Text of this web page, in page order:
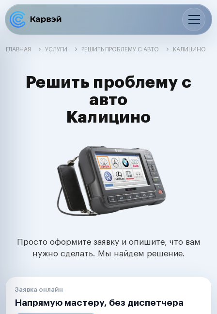
ГЛАВНАЯ УСЛУГИ РЕШИТЬ ПРОБЛЕМУ С АВТО КАЛИЦИНО
Решить проблему с
авто
Калицино
Просто оформите заявку и опишите, что вам
нужно сделать. Мы найдем решение.
Заявка онлайн
Напрямую мастеру, без диспетчера